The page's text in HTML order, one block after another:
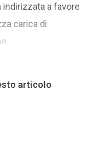
indirizzata a favore
carica di
articolo